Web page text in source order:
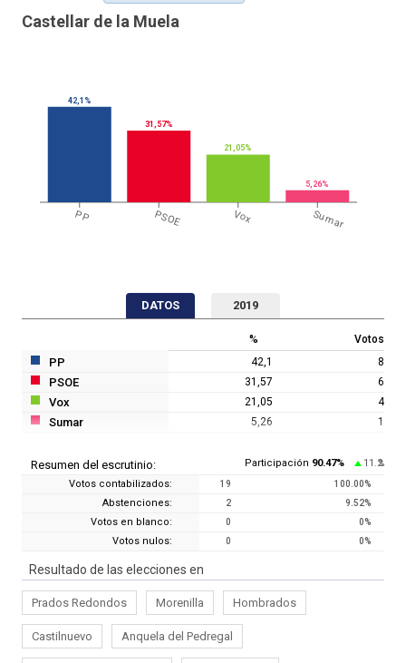
Castellar de la Muela
PP PSOE Vox Sumar
42,1%
31,57%
21,05%
5,26%
DATOS 2019
% Votos
PP 42,1 8
PSOE 31,57 6
Vox 21,05 4
Sumar 5,26 1
Resumen del escrutinio: Participación 90.47% 11.2%
Votos contabilizados: 19 100.00%
Abstenciones: 2 9.52%
Votos en blanco: 0 0%
Votos nulos: 0 0%
Resultado de las elecciones en
Prados Redondos Morenilla Hombrados
Castilnuevo Anquela del Pedregal